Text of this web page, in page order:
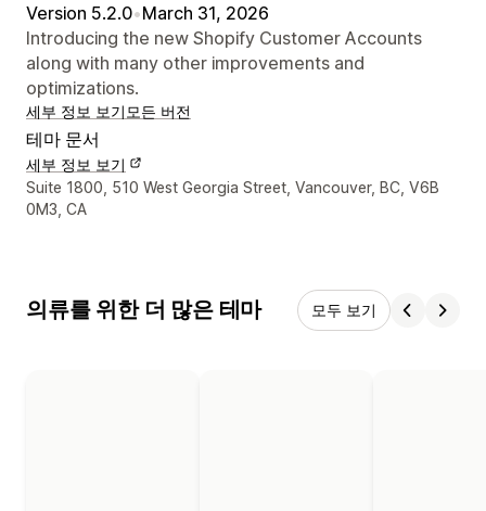
Version 5.2.0•March 31, 2026
Introducing the new Shopify Customer Accounts
along with many other improvements and
optimizations.
세부 정보 보기 모든 버전
테마 문서
세부 정보 보기
디자이너 연락처 세부 정보
Suite 1800, 510 West Georgia Street, Vancouver, BC, V6B
0M3, CA
의류를 위한 더 많은 테마 모두 보기